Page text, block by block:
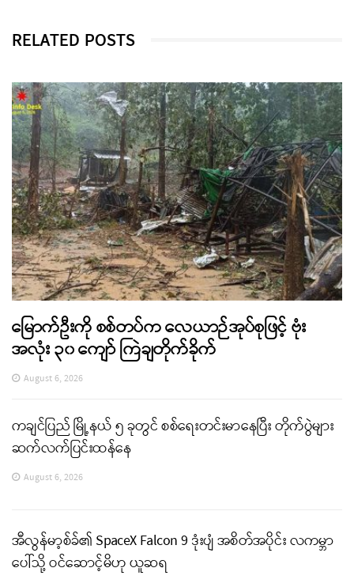
RELATED POSTS
မြောက်ဦးကို စစ်တပ်က လေယာဉ်အုပ်စုဖြင့် ဗုံး
အလုံး ၃၀ ကျော် ကြဲချတိုက်ခိုက်
August 6, 2026
ကချင်ပြည် မြို့နယ် ၅ ခုတွင် စစ်ရေးတင်းမာနေပြီး တိုက်ပွဲများ
ဆက်လက်ပြင်းထန်နေ
August 6, 2026
အီလွန်မာ့စ်ခ်၏ SpaceX Falcon 9 ဒုံးပျံ အစိတ်အပိုင်း လကမ္ဘာ
ပေါ်သို့ ဝင်ဆောင့်မိဟု ယူဆရ